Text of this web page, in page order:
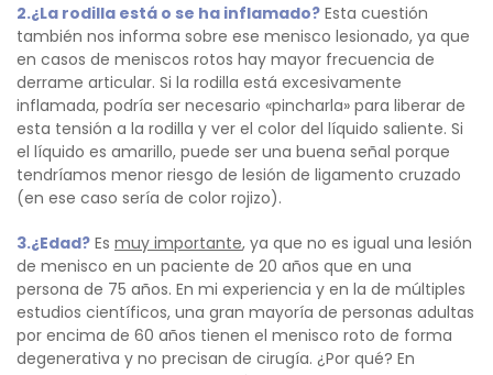
2.¿La rodilla está o se ha inflamado? Esta cuestión
también nos informa sobre ese menisco lesionado, ya que
en casos de meniscos rotos hay mayor frecuencia de
derrame articular. Si la rodilla está excesivamente
inflamada, podría ser necesario «pincharla» para liberar de
esta tensión a la rodilla y ver el color del líquido saliente. Si
el líquido es amarillo, puede ser una buena señal porque
tendríamos menor riesgo de lesión de ligamento cruzado
(en ese caso sería de color rojizo).
3.¿Edad? Es muy importante, ya que no es igual una lesión
de menisco en un paciente de 20 años que en una
persona de 75 años. En mi experiencia y en la de múltiples
estudios científicos, una gran mayoría de personas adultas
por encima de 60 años tienen el menisco roto de forma
degenerativa y no precisan de cirugía. ¿Por qué? En